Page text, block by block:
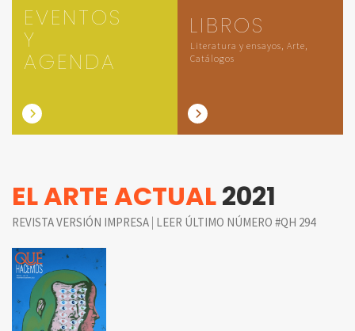
EVENTOS
Y
AGENDA
LIBROS
Literatura y ensayos, Arte,
Catálogos
EL ARTE ACTUAL2021
REVISTA VERSIÓN IMPRESA | LEER ÚLTIMO NÚMERO #QH 294